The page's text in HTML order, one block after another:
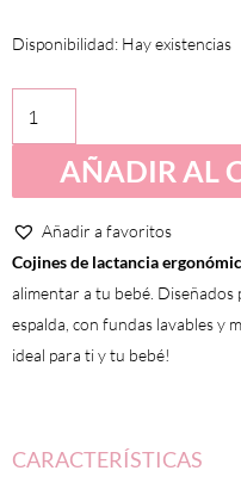
Disponibilidad: Hay existencias
Cojín
cantidad
AÑADIR AL
Añadir a favoritos
Cojines de lactancia
alimentar a tu bebé.
espalda, con fundas lavables y
ideal para ti y tu bebé!
CARACTERÍSTICAS